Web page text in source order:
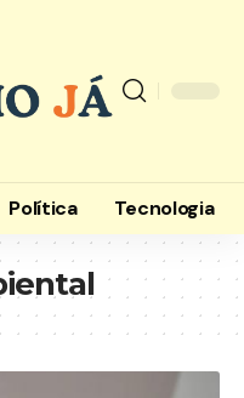
Política Tecnologia